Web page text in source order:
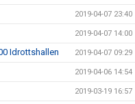
2019-04-07 23:40
2019-04-07 14:00
Idrottshallen 2019-04-07 09:29
2019-04-06 14:54
2019-03-19 16:57